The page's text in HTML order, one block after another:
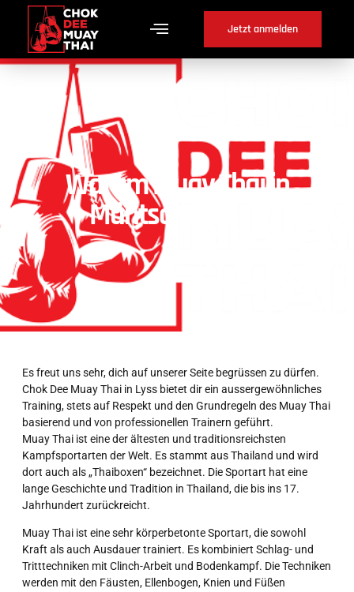
Jetzt anmelden
Warum Muay Thai in
Müntschemier ?
Es freut uns sehr, dich auf unserer Seite begrüssen zu dürfen.
Chok Dee Muay Thai in Lyss bietet dir ein aussergewöhnliches
Training, stets auf Respekt und den Grundregeln des Muay Thai
basierend und von professionellen Trainern geführt.
Muay Thai ist eine der ältesten und traditionsreichsten
Kampfsportarten der Welt. Es stammt aus Thailand und wird
dort auch als „Thaiboxen“ bezeichnet. Die Sportart hat eine
lange Geschichte und Tradition in Thailand, die bis ins 17.
Jahrhundert zurückreicht.
Muay Thai ist eine sehr körperbetonte Sportart, die sowohl
Kraft als auch Ausdauer trainiert. Es kombiniert Schlag- und
Tritttechniken mit Clinch-Arbeit und Bodenkampf. Die Techniken
werden mit den Fäusten, Ellenbogen, Knien und Füßen